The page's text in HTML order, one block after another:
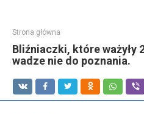
Strona główna
Bliźniaczki, które ważyły
wadze nie do poznania.